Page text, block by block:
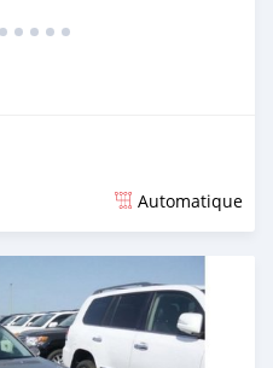
Automatique